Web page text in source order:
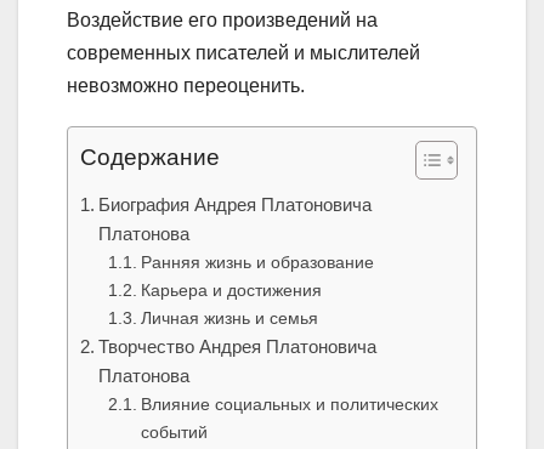
Воздействие его произведений на
современных писателей и мыслителей
невозможно переоценить.
Содержание
Биография Андрея Платоновича
Платонова
Ранняя жизнь и образование
Карьера и достижения
Личная жизнь и семья
Творчество Андрея Платоновича
Платонова
Влияние социальных и политических
событий